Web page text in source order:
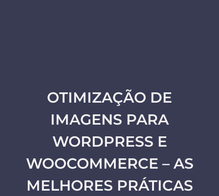
OTIMIZAÇÃO DE
IMAGENS PARA
WORDPRESS E
WOOCOMMERCE – AS
MELHORES PRÁTICAS